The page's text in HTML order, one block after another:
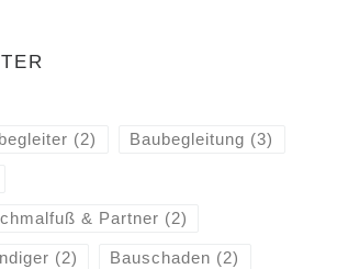
(2) Baubegleitung (3)
& Partner (2)
(2) Bauschaden (2)